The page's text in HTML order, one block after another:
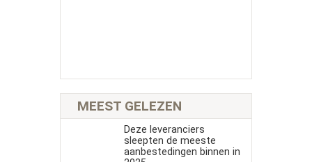
MEEST GELEZEN
Deze leveranciers
sleepten de meeste
aanbestedingen binnen in